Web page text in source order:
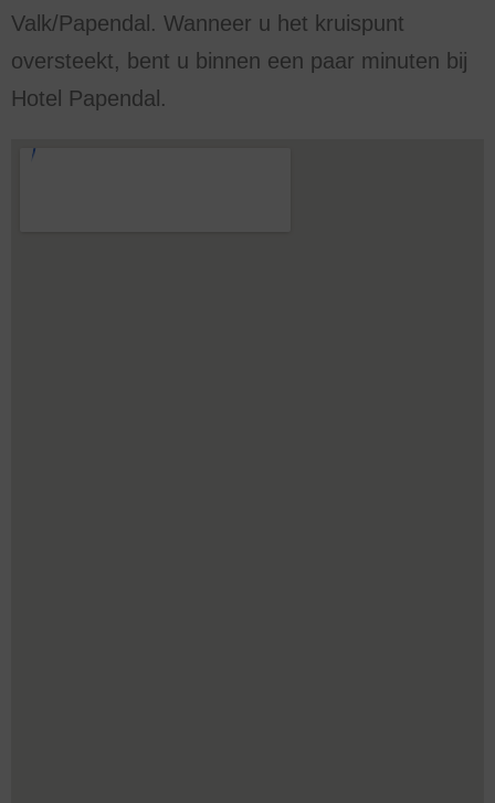
Valk/Papendal. Wanneer u het kruispunt
oversteekt, bent u binnen een paar minuten bij
Hotel Papendal.